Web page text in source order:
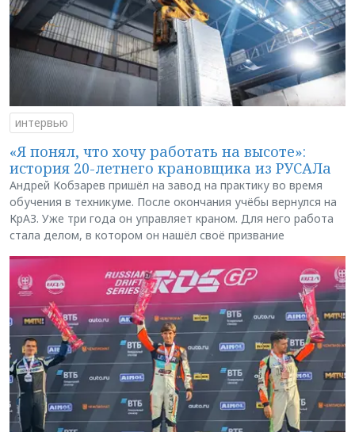
интервью
«Я понял, что хочу работать на высоте»:
история 20-летнего крановщика из РУСАЛа
Андрей Кобзарев пришёл на завод на практику во время
обучения в техникуме. После окончания учёбы вернулся на
КрАЗ. Уже три года он управляет краном. Для него работа
стала делом, в котором он нашёл своё призвание